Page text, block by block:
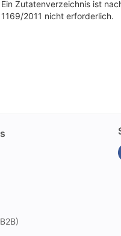
Ein Zutatenverzeichnis ist
1169/2011 nicht erforderlich.